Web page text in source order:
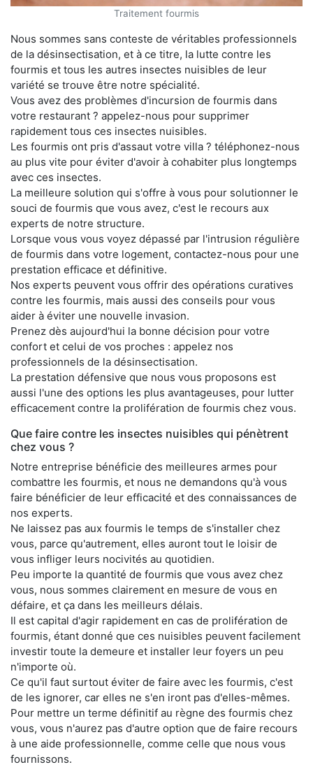
Traitement fourmis
Nous sommes sans conteste de véritables professionnels
de la désinsectisation, et à ce titre, la lutte contre les
fourmis et tous les autres insectes nuisibles de leur
variété se trouve être notre spécialité.
Vous avez des problèmes d'incursion de fourmis dans
votre restaurant ? appelez-nous pour supprimer
rapidement tous ces insectes nuisibles.
Les fourmis ont pris d'assaut votre villa ? téléphonez-nous
au plus vite pour éviter d'avoir à cohabiter plus longtemps
avec ces insectes.
La meilleure solution qui s'offre à vous pour solutionner le
souci de fourmis que vous avez, c'est le recours aux
experts de notre structure.
Lorsque vous vous voyez dépassé par l'intrusion régulière
de fourmis dans votre logement, contactez-nous pour une
prestation efficace et définitive.
Nos experts peuvent vous offrir des opérations curatives
contre les fourmis, mais aussi des conseils pour vous
aider à éviter une nouvelle invasion.
Prenez dès aujourd'hui la bonne décision pour votre
confort et celui de vos proches : appelez nos
professionnels de la désinsectisation.
La prestation défensive que nous vous proposons est
aussi l'une des options les plus avantageuses, pour lutter
efficacement contre la prolifération de fourmis chez vous.
Que faire contre les insectes nuisibles qui pénètrent
chez vous ?
Notre entreprise bénéficie des meilleures armes pour
combattre les fourmis, et nous ne demandons qu'à vous
faire bénéficier de leur efficacité et des connaissances de
nos experts.
Ne laissez pas aux fourmis le temps de s'installer chez
vous, parce qu'autrement, elles auront tout le loisir de
vous infliger leurs nocivités au quotidien.
Peu importe la quantité de fourmis que vous avez chez
vous, nous sommes clairement en mesure de vous en
défaire, et ça dans les meilleurs délais.
Il est capital d'agir rapidement en cas de prolifération de
fourmis, étant donné que ces nuisibles peuvent facilement
investir toute la demeure et installer leur foyers un peu
n'importe où.
Ce qu'il faut surtout éviter de faire avec les fourmis, c'est
de les ignorer, car elles ne s'en iront pas d'elles-mêmes.
Pour mettre un terme définitif au règne des fourmis chez
vous, vous n'aurez pas d'autre option que de faire recours
à une aide professionnelle, comme celle que nous vous
fournissons.